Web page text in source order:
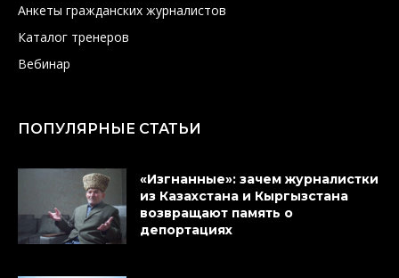
Анкеты гражданских журналистов
Каталог тренеров
Вебинар
ПОПУЛЯРНЫЕ СТАТЬИ
«Изгнанные»: зачем журналистки
из Казахстана и Кыргызстана
возвращают память о
депортациях